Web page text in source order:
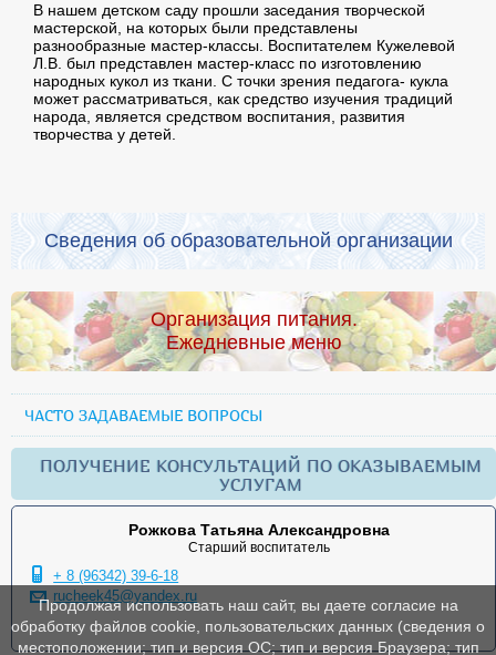
В нашем детском саду прошли заседания творческой
мастерской, на которых были представлены
разнообразные мастер-классы. Воспитателем Кужелевой
Л.В. был представлен мастер-класс по изготовлению
народных кукол из ткани. С точки зрения педагога- кукла
может рассматриваться, как средство изучения традиций
народа, является средством воспитания, развития
творчества у детей.
Сведения об образовательной организации
Организация питания.
Ежедневные меню
ЧАСТО ЗАДАВАЕМЫЕ ВОПРОСЫ
ПОЛУЧЕНИЕ КОНСУЛЬТАЦИЙ ПО ОКАЗЫВАЕМЫМ
УСЛУГАМ
Рожкова Татьяна Александровна
Старший воспитатель
+ 8 (96342) 39-6-18
rucheek45@yandex.ru
Продолжая использовать наш сайт, вы даете согласие на
обработку файлов cookie, пользовательских данных (сведения о
местоположении; тип и версия ОС; тип и версия Браузера; тип